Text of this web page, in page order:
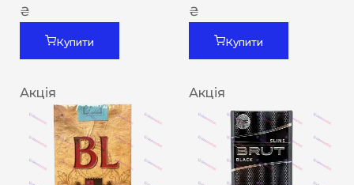
₴
Купити
₴
Купити
Акція Акція